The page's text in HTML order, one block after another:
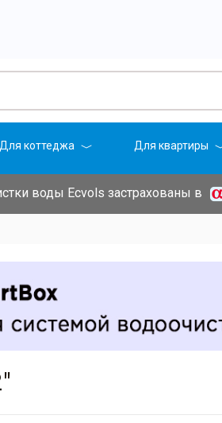
Для коттеджа Для квартиры
воды Ecvols застрахованы в